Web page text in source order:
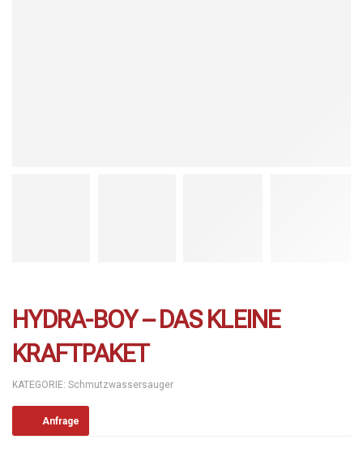
HYDRA-BOY – DAS KLEINE
KRAFTPAKET
KATEGORIE: Schmutzwassersauger
Anfrage